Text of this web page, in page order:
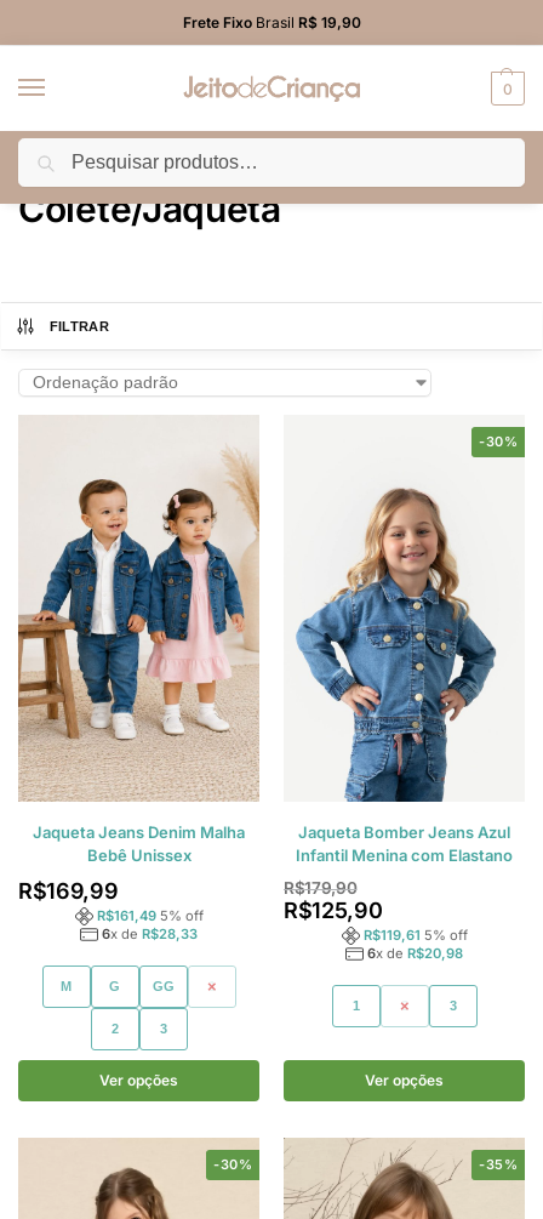
Frete FixoBrasil R$ 19,90
0
Início MENINAS / Colete/Jaqueta
Colete/Jaqueta
FILTRAR
Jaqueta Jeans Denim Malha
Bebê Unissex
R$169,99
R$161,49 5% off
6x de R$28,33
M G GG 1
2 3
Ver opções
-30%
Jaqueta Bomber Jeans Azul
Infantil Menina com Elastano
R$179,90
R$125,90
R$119,61 5% off
6x de R$20,98
1 2 3
Ver opções
-30% -35%